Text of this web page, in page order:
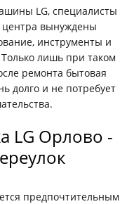
LG, специалисты
центра вынуждены
инструменты и
лишь при таком
ремонта бытовая
долго и не потребует
LG Орлово -
предпочтительным